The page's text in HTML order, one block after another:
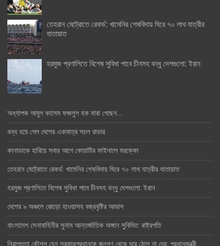
তেহরান মেট্রোতে রেকর্ড: খামেনির শেষবিদায় ঘিরে ৭০ লাখ যাত্রীর
যাতায়াত
হরমুজ প্রণালিতে বিশেষ সুবিধা পাবে চীনসহ বন্ধু দেশগুলো: ইরান
অধ্যাপক আবুল কাসেম ফজলুল হক মারা গেছেন….
বন্ধ হয়ে গেল দেশের একমাত্র সচল রাডার
কানাডাকে হারিয়ে সবার আগে কোয়ার্টার ফাইনালে মরক্কো
তেহরান মেট্রোতে রেকর্ড: খামেনির শেষবিদায় ঘিরে ৭০ লাখ যাত্রীর যাতায়াত
হরমুজ প্রণালিতে বিশেষ সুবিধা পাবে চীনসহ বন্ধু দেশগুলো: ইরান
দেশের ৯ অঞ্চলে ঝোড়ো হাওয়াসহ বজ্রবৃষ্টির আভাস
বাংলাদেশ সেনাবাহিনীর সুনাম আন্তর্জাতিক অঙ্গনে সুবিদিত: রাষ্ট্রপতি
নিরাপত্তা কৌশল যেন সরকারপ্রধানকে জনগণ থেকে দূরে ঠেলে না দেয়: প্রধানমন্ত্রী